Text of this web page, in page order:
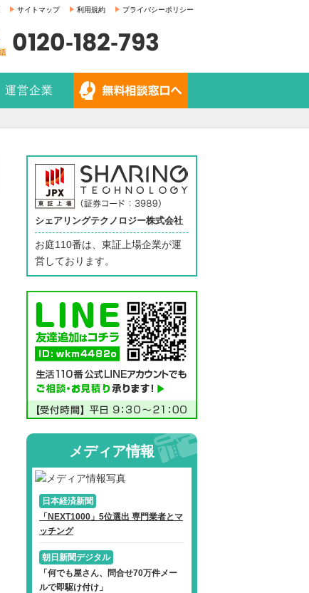
サイトマップ 利用規約 プライバシーポリシー
0120-182-793
運営企業
シェアリングテクノロジー株式会社
お庭110番は、東証上場企業が運
営しております。
メディア情報
日本経済新聞
「NEXT1000」5位選出 専門業者とマ
ッチング
朝日新聞デジタル
「何でも屋さん、問合せ70万件メー
ルで即駆け付け」